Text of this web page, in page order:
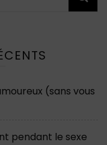
(sans vous
pendant le sexe